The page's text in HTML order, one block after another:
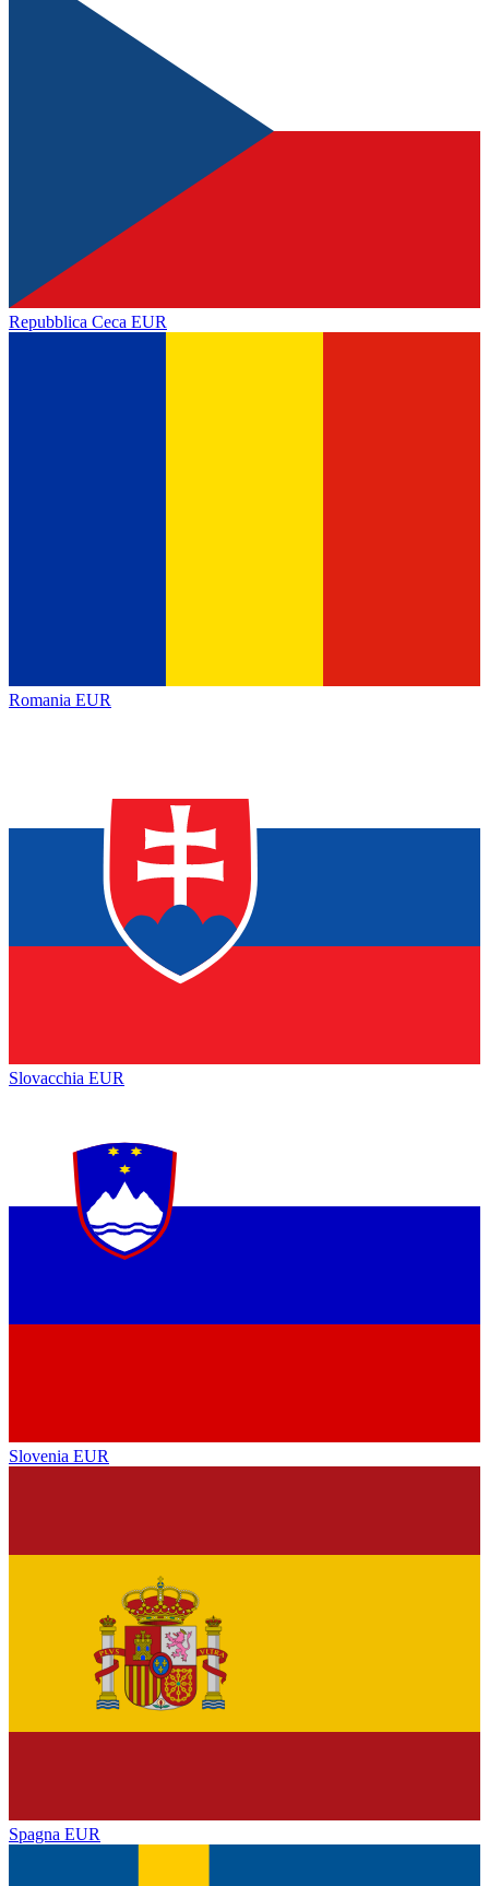
Repubblica Ceca EUR
Romania EUR
Slovacchia EUR
Slovenia EUR
Spagna EUR